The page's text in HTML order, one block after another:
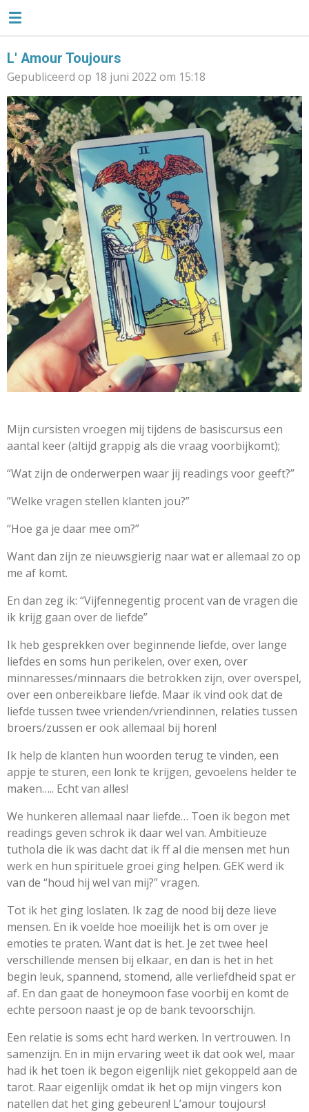
Ga
de
hoofdinhoud
L' Amour Toujours
Gepubliceerd op 18 juni 2022 om 15:18
Mijn cursisten vroegen mij tijdens de basiscursus een
aantal keer (altijd grappig als die vraag voorbijkomt);
“Wat zijn de onderwerpen waar jij readings voor geeft?”
”Welke vragen stellen klanten jou?”
“Hoe ga je daar mee om?”
Want dan zijn ze nieuwsgierig naar wat er allemaal zo op
me af komt.
En dan zeg ik: “Vijfennegentig procent van de vragen die
ik krijg gaan over de liefde”
Ik heb gesprekken over beginnende liefde, over lange
liefdes en soms hun perikelen, over exen, over
minnaresses/minnaars die betrokken zijn, over overspel,
over een onbereikbare liefde. Maar ik vind ook dat de
liefde tussen twee vrienden/vriendinnen, relaties tussen
broers/zussen er ook allemaal bij horen!
Ik help de klanten hun woorden terug te vinden, een
appje te sturen, een lonk te krijgen, gevoelens helder te
maken….. Echt van alles!
We hunkeren allemaal naar liefde… Toen ik begon met
readings geven schrok ik daar wel van. Ambitieuze
tuthola die ik was dacht dat ik ff al die mensen met hun
werk en hun spirituele groei ging helpen. GEK werd ik
van de “houd hij wel van mij?” vragen.
Tot ik het ging loslaten. Ik zag de nood bij deze lieve
mensen. En ik voelde hoe moeilijk het is om over je
emoties te praten. Want dat is het. Je zet twee heel
verschillende mensen bij elkaar, en dan is het in het
begin leuk, spannend, stomend, alle verliefdheid spat er
af. En dan gaat de honeymoon fase voorbij en komt de
echte persoon naast je op de bank tevoorschijn.
Een relatie is soms echt hard werken. In vertrouwen. In
samenzijn. En in mijn ervaring weet ik dat ook wel, maar
had ik het toen ik begon eigenlijk niet gekoppeld aan de
tarot. Raar eigenlijk omdat ik het op mijn vingers kon
natellen dat het ging gebeuren! L’amour toujours!